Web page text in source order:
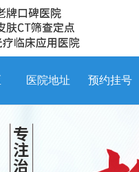
医院地址 预约挂号